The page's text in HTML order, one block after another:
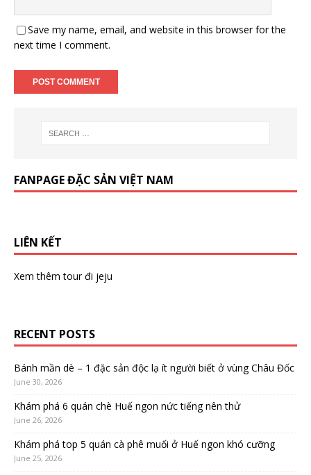
Save my name, email, and website in this browser for the
next time I comment.
FANPAGE ĐẶC SẢN VIỆT NAM
LIÊN KẾT
Xem thêmtour đi jeju
RECENT POSTS
Bánh mần dè – 1 đặc sản độc lạ ít người biết ở vùng Châu Đốc
June 30, 2026
Khám phá 6 quán chè Huế ngon nức tiếng nên thử
June 26, 2026
Khám phá top 5 quán cà phê muối ở Huế ngon khó cưỡng
June 25, 2026